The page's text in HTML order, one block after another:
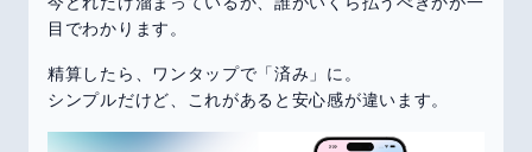
目でわかります。
精算したら、ワンタップで「済み」に。
シンプルだけど、これがあると安心感が違います。